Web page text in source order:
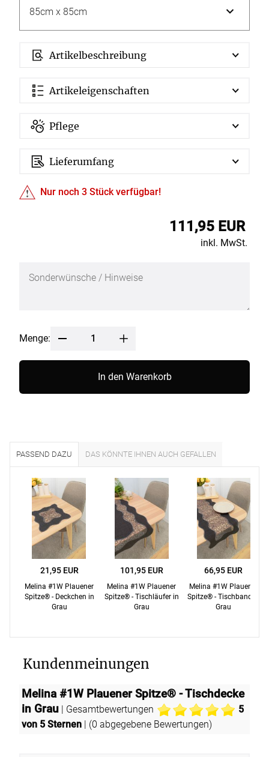
Artikelbeschreibung
Artikeleigenschaften
Pflege
Lieferumfang
Nur noch3 Stück verfügbar!
111,95 EUR
inkl. MwSt.
Menge:
In den Warenkorb
PASSEND DAZU DAS KÖNNTE IHNEN AUCH GEFALLEN
21,95 EUR
Melina #1W Plauener
Spitze® - Deckchen in
Grau
101,95 EUR
Melina #1W Plauener
Spitze® - Tischläufer in
Grau
66,95 EUR
Melina #1W Plauener
Spitze® - Tischband in
Grau
Kundenmeinungen
Melina #1W Plauener Spitze® - Tischdecke
in Grau| Gesamtbewertungen
5
von 5 Sternen
| (0 abgegebene Bewertungen)